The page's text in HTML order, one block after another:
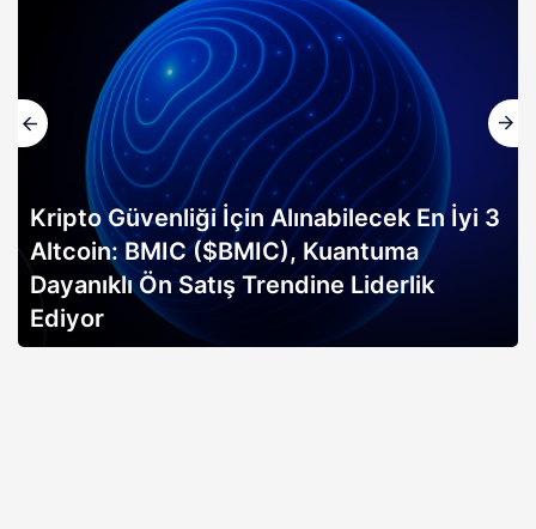
Kripto Güvenliği İçin Alınabilecek En İyi 3
Altcoin: BMIC ($BMIC), Kuantuma
Dayanıklı Ön Satış Trendine Liderlik
Ediyor